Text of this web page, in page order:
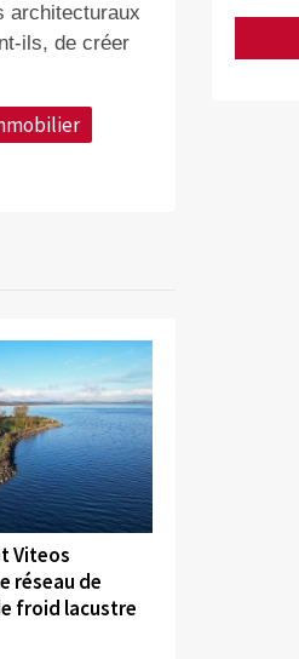
architecturaux
ils, de créer
Viteos
réseau de
froid lacustre